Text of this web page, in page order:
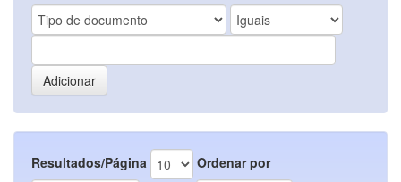
Resultados/Página
Ordenar por